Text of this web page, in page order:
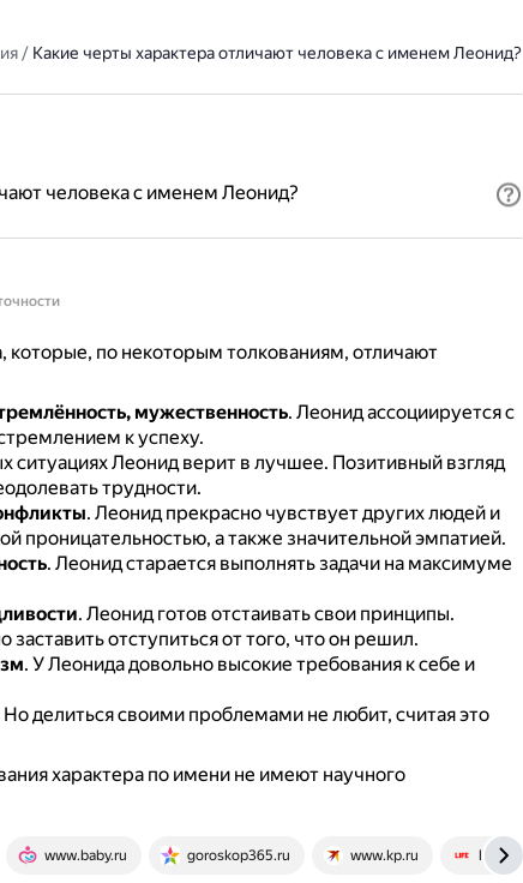
/ Какие черты характера отличают человека с именем Леонид?
человека с именем Леонид?
которые, по некоторым толкованиям, отличают
мужественность. Леонид ассоциируется с
к успеху.
ситуациях Леонид верит в лучшее. Позитивный взгляд
трудности.
. Леонид прекрасно чувствует других людей и
проницательностью, а также значительной эмпатией.
. Леонид старается выполнять задачи на максимуме
. Леонид готов отстаивать свои принципы.
заставить отступиться от того, что он решил.
. У Леонида довольно высокие требования к себе и
Но делиться своими проблемами не любит, считая это
характера по имени не имеют научного
www.baby.ru goroskop365.ru www.kp.ru life.ru